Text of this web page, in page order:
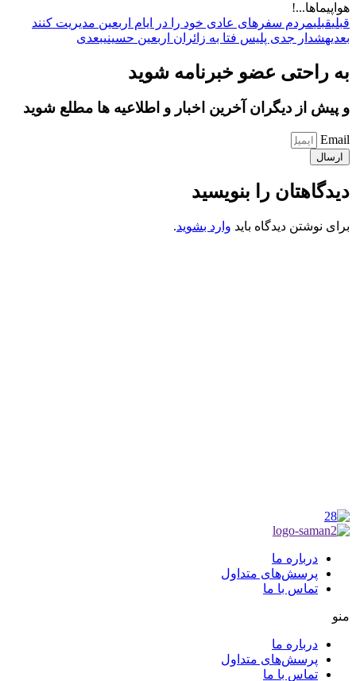
هواپیماها...!
قبلیقبلیمردم سفرهای عادی خود را در ایام اربعین مدیریت کنند
بعدیهشدار جدی پلیس فتا به زائران اربعین حسینیبعدی
به راحتی عضو خبرنامه شوید
و پیش از دیگران آخرین اخبار و اطلاعیه ها مطلع شوید
Email
ارسال
دیدگاهتان را بنویسید
برای نوشتن دیدگاه باید وارد بشوید.
درباره ما
پرسش‌های متداول
تماس با ما
منو
درباره ما
پرسش‌های متداول
تماس با ما